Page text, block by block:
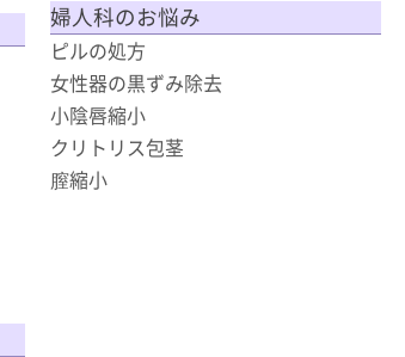
婦人科のお悩み
ピルの処方
女性器の黒ずみ除去
小陰唇縮小
クリトリス包茎
膣縮小